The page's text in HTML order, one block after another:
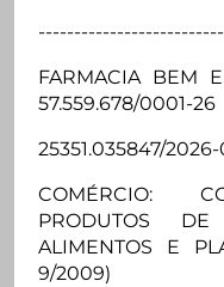
FARMACIA BEM
57.559.678/0001-26
25351.035847/2026-
COMÉRCIO:
PRODUTOS DE
ALIMENTOS E
9/2009)